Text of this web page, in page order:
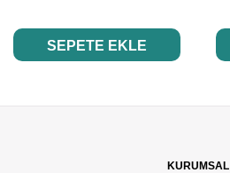
SEPETE EKLE
KURUMSAL